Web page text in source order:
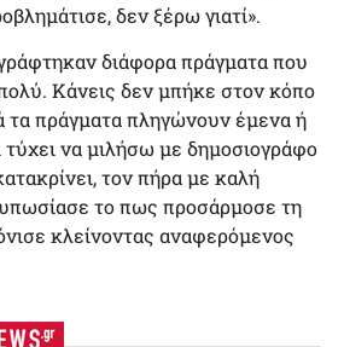
δεν ξέρω γιατί».
διάφορα πράγματα που
Κάνεις δεν μπήκε στον κόπο
τα πράγματα πληγώνουν έμενα ή
τύχει να μιλήσω με δημοσιογράφο
τον πήρα με καλή
το πως προσάρμοσε τη
κλείνοντας αναφερόμενος